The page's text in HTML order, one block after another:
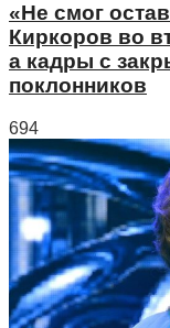
«Не смог
Киркоров во
а кадры с
поклонников
694